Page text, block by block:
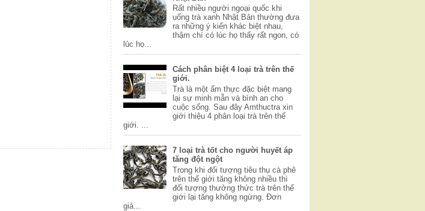
Rất nhiều người ngoại quốc khi
uống trà xanh Nhật Bản thường đưa
ra những ý kiến khác biệt nhau,
thậm chí có lúc họ thấy rất ngon, có
lúc họ...
Cách phân biệt 4 loại trà trên thế
giới.
Trà là một ẩm thực đặc biệt mang
lại sự minh mẫn và bình an cho
cuộc sống. Sau đây Amthuctra xin
giới thiệu 4 phân loại trà trên thế
giới. ...
7 loại trà tốt cho người huyết áp
tăng đột ngột
Trong khi đối tượng tiêu thụ cà phê
trên thế giới tăng không nhiều thì
đối tượng thưởng thức trà trên thế
giới lại tăng không ngừng. Đơn
giả...